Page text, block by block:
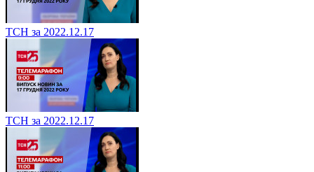
ТСН за 2022.12.17
ТСН за 2022.12.17